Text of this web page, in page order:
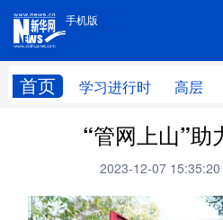
手机版
首页 学习进行时 高层
手机版
网站地
学习进行时 高层
财经
台湾 思客智库
“管网上山”助
2023-12-07 15:35:20